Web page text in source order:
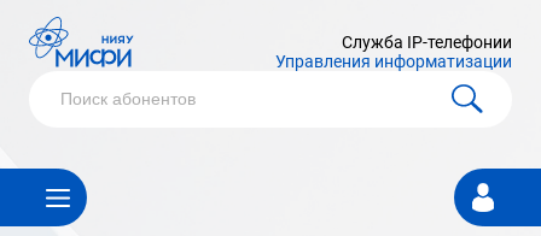
Служба IP-телефонии
Управления информатизации
Личный
кабинет